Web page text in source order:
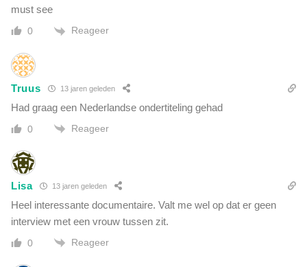
must see
0 Reageer
Truus 13 jaren geleden
Had graag een Nederlandse ondertiteling gehad
0 Reageer
Lisa 13 jaren geleden
Heel interessante documentaire. Valt me wel op dat er geen
interview met een vrouw tussen zit.
0 Reageer